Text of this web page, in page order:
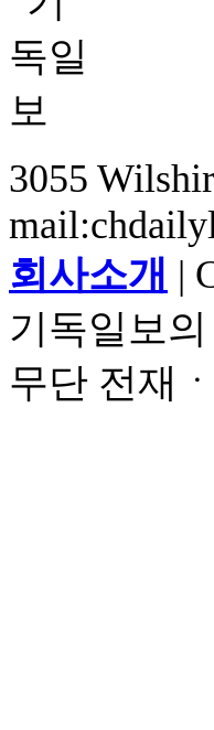
3055
회사소개 |
기독일보
무단 전재